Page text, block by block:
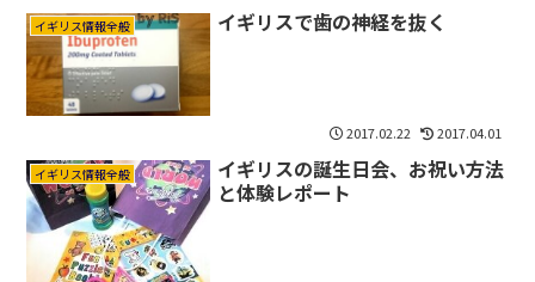
イギリス情報全般 イギリスで歯の神経を抜く
2017.02.22 2017.04.01
イギリス情報全般
イギリスの誕生日会、お祝い方法
と体験レポート